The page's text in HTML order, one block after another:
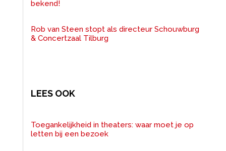
bekend!
Rob van Steen stopt als directeur Schouwburg
& Concertzaal Tilburg
LEES OOK
Toegankelijkheid in theaters: waar moet je op
letten bij een bezoek